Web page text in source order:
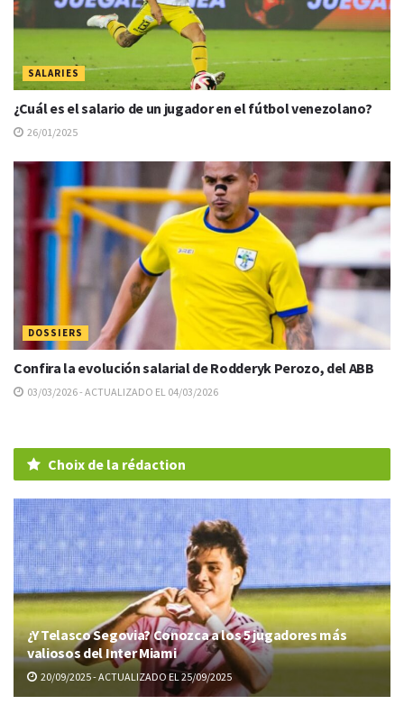
SALARIES
¿Cuál es el salario de un jugador en el fútbol venezolano?
26/01/2025
DOSSIERS
Confira la evolución salarial de Rodderyk Perozo, del ABB
03/03/2026 - ACTUALIZADO EL 04/03/2026
Choix de la rédaction
¿Y Telasco Segovia? Conozca a los 5 jugadores más
valiosos del Inter Miami
20/09/2025 - ACTUALIZADO EL 25/09/2025